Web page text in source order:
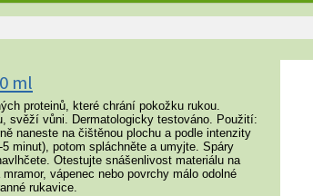
ml
proteinů, které chrání pokožku rukou.
svěží vůni. Dermatologicky testováno. Použití:
naneste na čištěnou plochu a podle intenzity
minut), potom spláchněte a umyjte. Spáry
Otestujte snášenlivost materiálu na
vápenec nebo povrchy málo odolné
rukavice.